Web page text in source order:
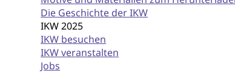
Die Geschichte der IKW
IKW 2025
IKW besuchen
IKW veranstalten
Jobs